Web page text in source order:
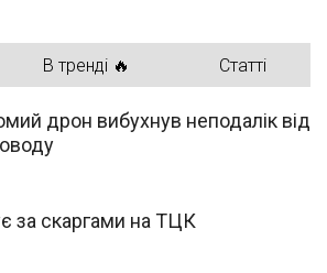
В тренді 🔥 Статті
дрон вибухнув неподалік від
за скаргами на ТЦК